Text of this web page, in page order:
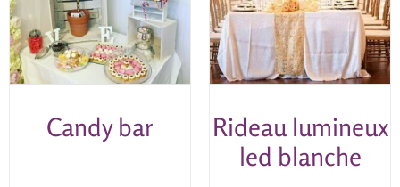
Candy bar
Rideau lumineux
led blanche